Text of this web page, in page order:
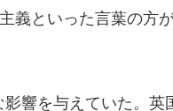
義といった言葉の方
響を与えていた。英